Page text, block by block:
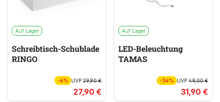
Auf Lager
Schreibtisch-Schublade
RINGO
-6% UVP 29,90 €
27,90 €
Auf Lager
LED-Beleuchtung
TAMAS
-34% UVP49,00 €
31,90 €